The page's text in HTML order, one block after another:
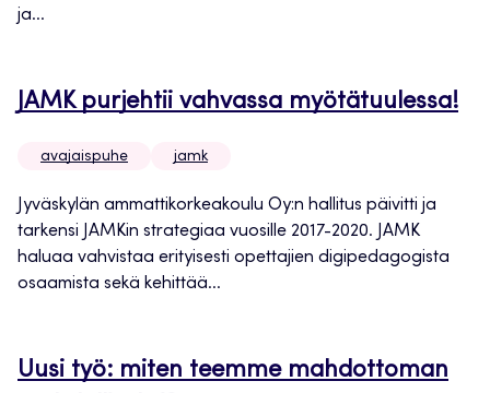
ja...
JAMK purjehtii vahvassa myötätuulessa!
avajaispuhe jamk
Jyväskylän ammattikorkeakoulu Oy:n hallitus päivitti ja
tarkensi JAMKin strategiaa vuosille 2017-2020. JAMK
haluaa vahvistaa erityisesti opettajien digipedagogista
osaamista sekä kehittää...
Uusi työ: miten teemme mahdottoman